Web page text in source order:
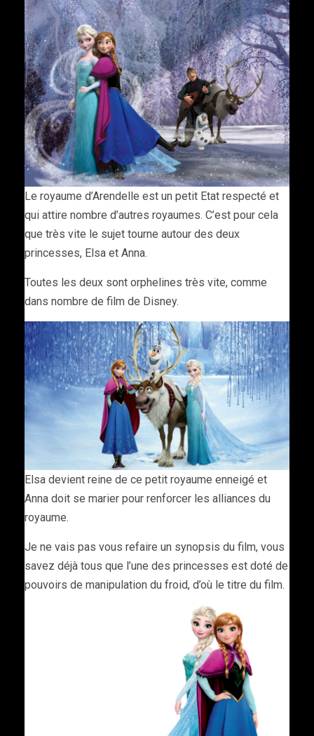
Le royaume d’Arendelle est un petit Etat respecté et
qui attire nombre d’autres royaumes. C’est pour cela
que très vite le sujet tourne autour des deux
princesses, Elsa et Anna.
Toutes les deux sont orphelines très vite, comme
dans nombre de film de Disney.
Elsa devient reine de ce petit royaume enneigé et
Anna doit se marier pour renforcer les alliances du
royaume.
Je ne vais pas vous refaire un synopsis du film, vous
savez déjà tous que l’une des princesses est doté de
pouvoirs de manipulation du froid, d’où le titre du film.